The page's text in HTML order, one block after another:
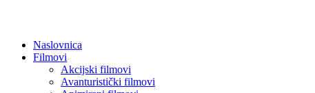
Naslovnica
Filmovi
Akcijski filmovi
Avanturistički filmovi